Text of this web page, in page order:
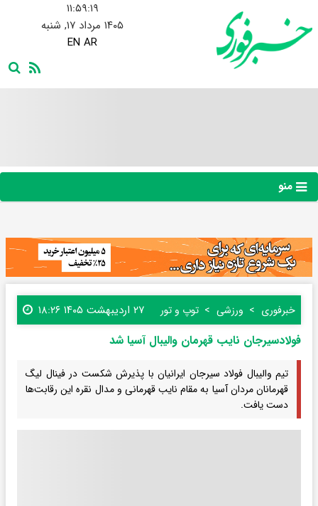
۱۱:۵۹:۲۰
۱۴۰۵ مرداد ۱۷, شنبه
EN AR
منو
خبرفوری ورزشی توپ و تور ۲۷ اردیبهشت ۱۴۰۵ ۱۸:۲۶
فولادسیرجان نایب قهرمان والیبال آسیا شد
تیم والیبال فولاد سیرجان ایرانیان با پذیرش شکست در فینال لیگ
قهرمانان مردان آسیا به مقام نایب قهرمانی و مدال نقره این رقابت‌ها
دست یافت.